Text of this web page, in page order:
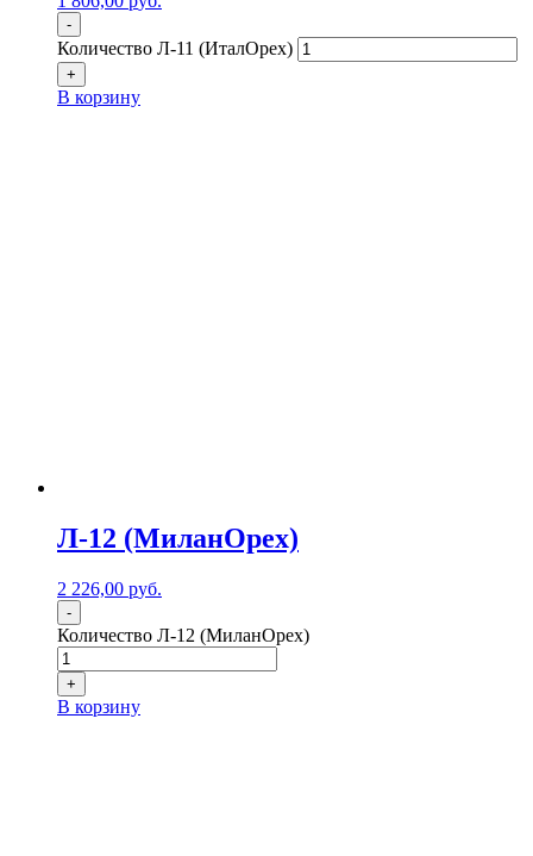
-
Количество Л-11 (ИталОрех)
+
В корзину
Л-12 (МиланОрех)
2 226,00 руб.
-
Количество Л-12 (МиланОрех)
+
В корзину